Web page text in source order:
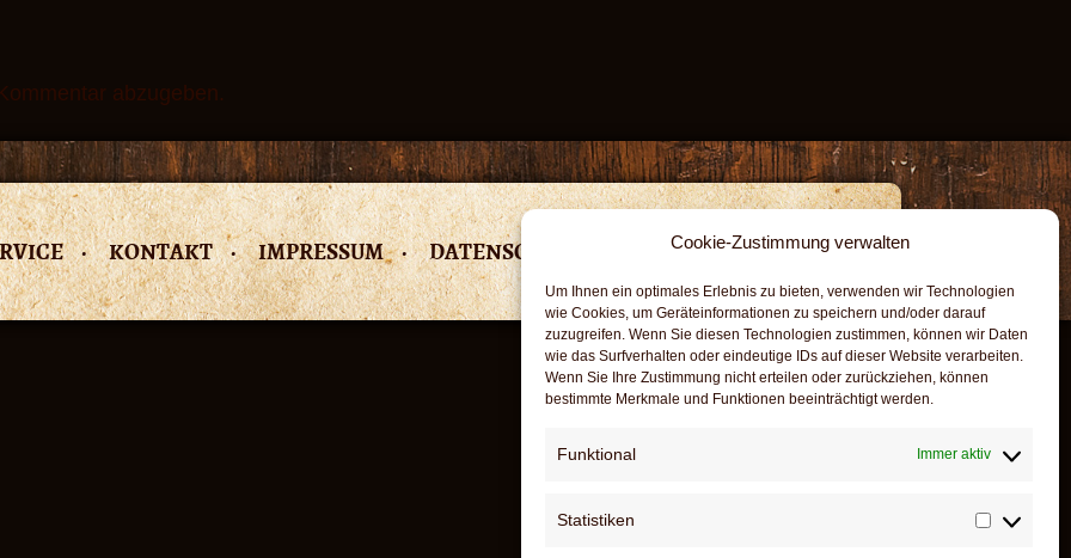
Cookie-Zustimmung verwalten
Um Ihnen ein optimales Erlebnis zu bieten, verwenden wir Technologien
wie Cookies, um Geräteinformationen zu speichern und/oder darauf
zuzugreifen. Wenn Sie diesen Technologien zustimmen, können wir Daten
wie das Surfverhalten oder eindeutige IDs auf dieser Website verarbeiten.
Wenn Sie Ihre Zustimmung nicht erteilen oder zurückziehen, können
bestimmte Merkmale und Funktionen beeinträchtigt werden.
Funktional Immer aktiv
Statistiken
abzugeben.
KONTAKT IMPRESSUM DATENSCHUTZ FACEBOOK